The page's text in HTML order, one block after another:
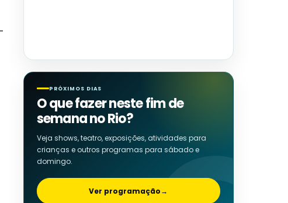
PRÓXIMOS DIAS
O que fazer neste fim de
semana no Rio?
Veja shows, teatro, exposições, atividades para
crianças e outros programas para sábado e
domingo.
Ver programação→